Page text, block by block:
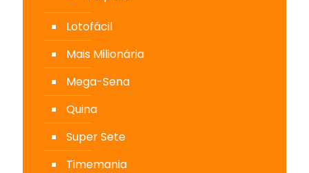
Lotofácil
Mais Milionária
Mega-Sena
Quina
Super Sete
Timemania